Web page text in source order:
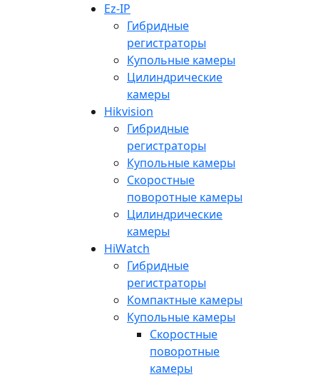
Ez-IP
Гибридные
регистраторы
Купольные камеры
Цилиндрические
камеры
Hikvision
Гибридные
регистраторы
Купольные камеры
Скоростные
поворотные камеры
Цилиндрические
камеры
HiWatch
Гибридные
регистраторы
Компактные камеры
Купольные камеры
Скоростные
поворотные
камеры